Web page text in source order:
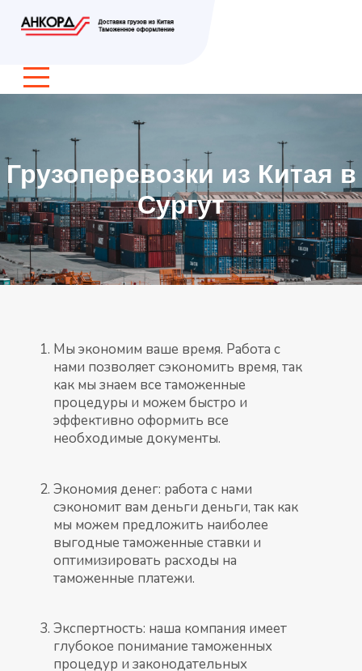
Грузоперевозки из Китая в
Сургут
Мы экономим ваше время. Работа с
нами позволяет сэкономить время, так
как мы знаем все таможенные
процедуры и можем быстро и
эффективно оформить все
необходимые документы.
Экономия денег: работа с нами
сэкономит вам деньги деньги, так как
мы можем предложить наиболее
выгодные таможенные ставки и
оптимизировать расходы на
таможенные платежи.
Экспертность: наша компания имеет
глубокое понимание таможенных
процедур и законодательных